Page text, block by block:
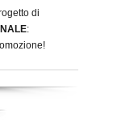
di
: